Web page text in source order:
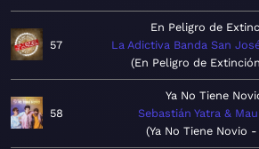
57
En Peligro de
La Adictiva Banda San
En Peligro de
58
Ya No Tiene
Sebastián Yatra &
Ya No Tiene Novio -